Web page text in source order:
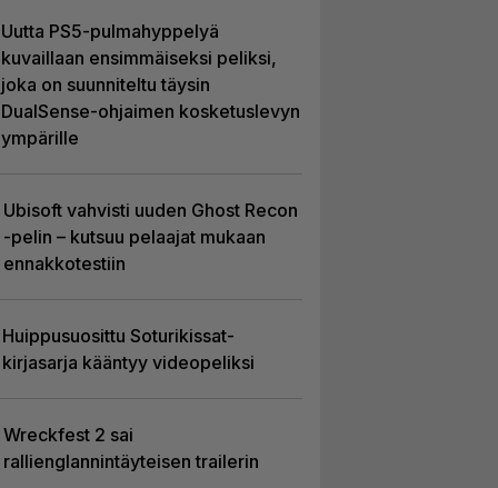
Uutta PS5-pulmahyppelyä
kuvaillaan ensimmäiseksi peliksi,
joka on suunniteltu täysin
DualSense-ohjaimen kosketuslevyn
ympärille
Ubisoft vahvisti uuden Ghost Recon
-pelin – kutsuu pelaajat mukaan
ennakkotestiin
Huippusuosittu Soturikissat-
kirjasarja kääntyy videopeliksi
Wreckfest 2 sai
rallienglannintäyteisen trailerin